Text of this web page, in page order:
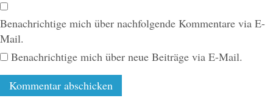
Benachrichtige mich über nachfolgende Kommentare via E-
Mail.
Benachrichtige mich über neue Beiträge via E-Mail.